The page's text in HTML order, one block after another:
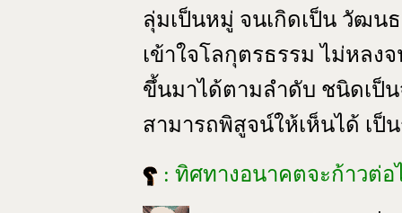
ลุ่มเป็นหมู่ จนเกิดเป็น วัฒน
เข้าใจโลกุตรธรรม ไม่หลง
ขึ้นมาได้ตามลำดับ ชนิดเป็น
สามารถพิสูจน์ให้เห็นได้ เป็
: ทิศทางอนาคตจะก้าวต่อ